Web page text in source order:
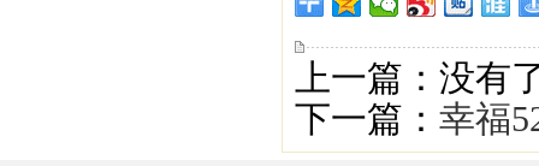
上一篇：没有
下一篇： 幸福